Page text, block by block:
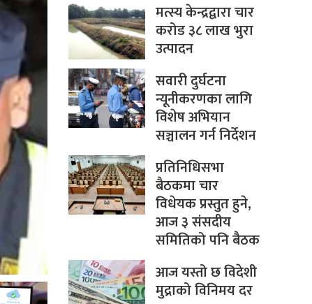
मत्स्य केन्द्रद्वारा चार
करोड ३८ लाख भुरा
उत्पादन
सवारी दुर्घटना
न्यूनीकरणका लागि
विशेष अभियान
सञ्चालन गर्न निर्देशन
प्रतिनिधिसभा
बैठकमा चार
विधेयक प्रस्तुत हुने,
आज ३ संसदीय
समितिको पनि बैठक
आज यस्तो छ विदेशी
मुद्राको विनिमय दर